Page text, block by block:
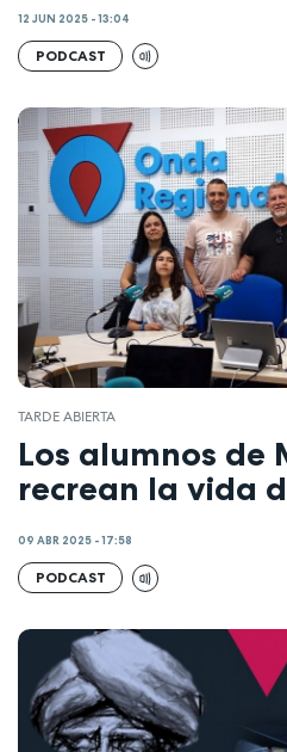
12 JUN 2025 - 13:04
PODCAST
TARDE ABIERTA
Los alumnos de
recrean la vida
09 ABR 2025 - 17:58
PODCAST